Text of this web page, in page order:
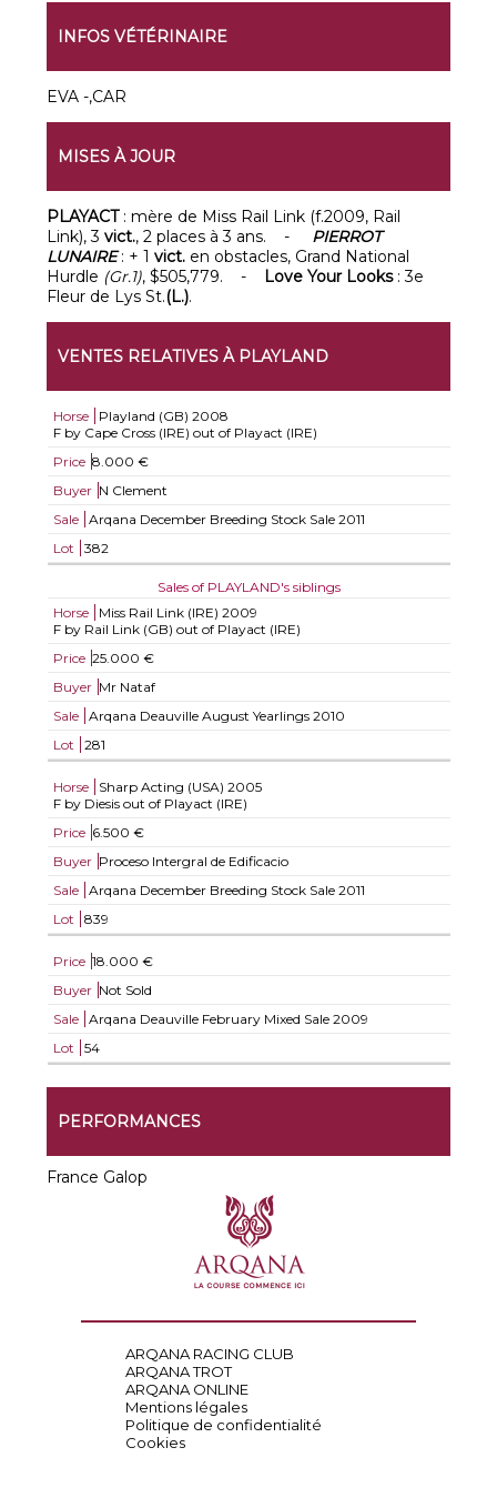
INFOS VÉTÉRINAIRE
EVA -,CAR
MISES À JOUR
PLAYACT: mère de Miss Rail Link (f.2009, Rail
Link), 3vict., 2 places à 3 ans. - PIERROT
LUNAIRE: + 1vict. en obstacles, Grand National
Hurdle (Gr.1), $505,779. - Love Your Looks: 3e
Fleur de Lys St.(L.).
VENTES RELATIVES À PLAYLAND
Horse Playland (GB) 2008
F by Cape Cross (IRE) out of Playact (IRE)
Price 8.000 €
Buyer N Clement
Sale
Arqana December Breeding Stock Sale 2011
Lot
382
Sales of PLAYLAND's siblings
Horse
Miss Rail Link (IRE) 2009
F by Rail Link (GB) out of Playact (IRE)
Price 25.000 €
Buyer Mr Nataf
Sale
Arqana Deauville August Yearlings 2010
Lot
281
Horse Sharp Acting (USA) 2005
F by Diesis out of Playact (IRE)
Price 6.500 €
Buyer Proceso Intergral de Edificacio
Sale
Arqana December Breeding Stock Sale 2011
Lot
839
Price 18.000 €
Buyer Not Sold
Sale
Arqana Deauville February Mixed Sale 2009
Lot
54
PERFORMANCES
France Galop
ARQANA RACING CLUB
ARQANA TROT
ARQANA ONLINE
Mentions légales
Politique de confidentialité
Cookies